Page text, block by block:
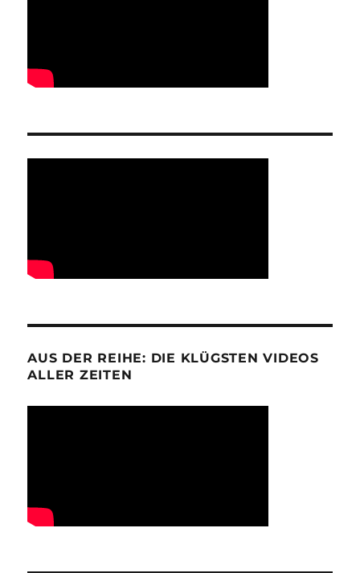
AUS DER REIHE: DIE KLÜGSTEN VIDEOS
ALLER ZEITEN